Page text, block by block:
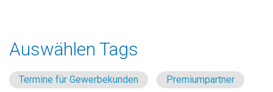
Auswählen Tags
Termine für Gewerbekunden
Premiumpartner